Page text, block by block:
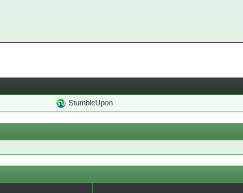
StumbleUpon